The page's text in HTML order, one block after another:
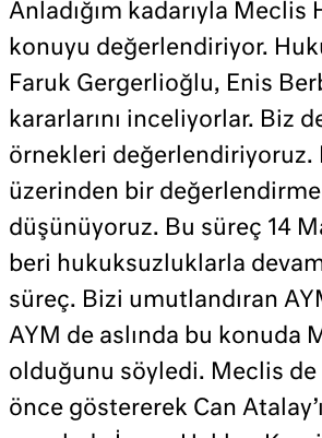
Anladığım kadarıyla Meclis
konuyu değerlendiriyor.
Faruk Gergerlioğlu, Enis
kararlarını inceliyorlar. Biz
örnekleri değerlendiriyoruz.
üzerinden bir değerlendirme
düşünüyoruz. Bu süreç 14
beri hukuksuzluklarla
süreç. Bizi umutlandıran
AYM de aslında bu konuda
olduğunu söyledi. Meclis
önce göstererek Can